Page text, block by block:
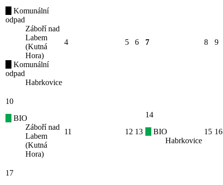
Komunální
odpad
Záboří nad
Labem
(Kutná
Hora)
Komunální
odpad
Habrkovice
4 5 6 7 8 9
10
BIO
Záboří nad
Labem
(Kutná
Hora)
11 12 13
14
BIO
Habrkovice
15 16
17